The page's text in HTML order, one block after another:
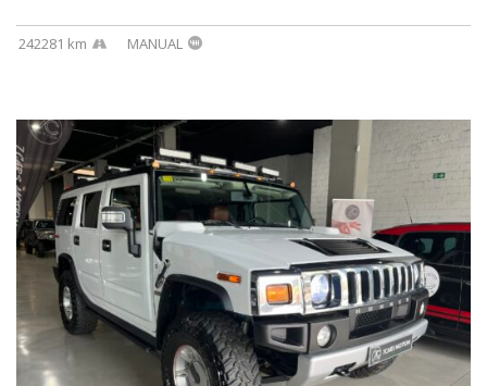
242281 km MANUAL